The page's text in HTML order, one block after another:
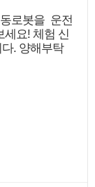
로봇을 운전
세요! 체험 신
. 양해부탁